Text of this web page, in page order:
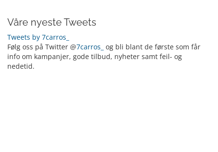
Våre nyeste Tweets
Tweets by 7carros_
Følg oss på Twitter @7carros_ og bli blant de første som får
info om kampanjer, gode tilbud, nyheter samt feil- og
nedetid.